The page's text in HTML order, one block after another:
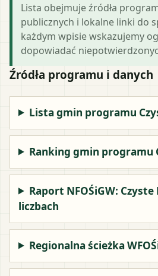
Lista obejmuje źródła
publicznych i lokalne linki do
każdym wpisie wskazujemy
dopowiadać
Źródła programu i danych
Lista gmin programu
Ranking gmin programu
Raport NFOŚiGW:
liczbach
Regionalna ścieżka